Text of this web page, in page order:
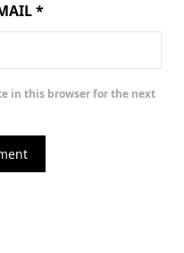
*
in this browser for the next